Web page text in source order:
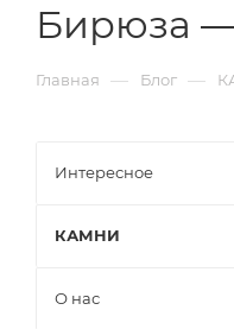
Бирюза —
Главная — Блог —
Интересное
КАМНИ
О нас